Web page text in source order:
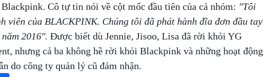
Cô tự tin nói về cột mốc đầu tiên của cả nhóm: "Tôi
viên của BLACKPINK. Chúng tôi đã phát hành đĩa đơn đầu tay
2016". Được biết dù Jennie, Jisoo, Lisa đã rời khỏi YG
nhưng cả ba không hề rời khỏi Blackpink và những hoạt động
do công ty quản lý cũ đảm nhận.